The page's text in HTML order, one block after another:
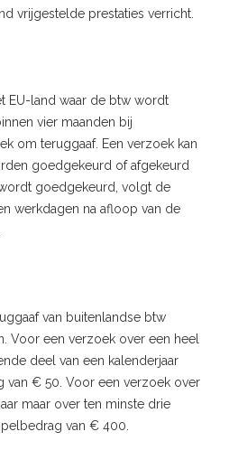
vrijgestelde prestaties verricht.
EU-land waar de btw wordt
vier maanden bij
om teruggaaf. Een verzoek kan
goedgekeurd of afgekeurd
goedgekeurd, volgt de
werkdagen na afloop van de
van buitenlandse btw
Voor een verzoek over een heel
deel van een kalenderjaar
van € 50. Voor een verzoek over
maar over ten minste drie
van € 400.